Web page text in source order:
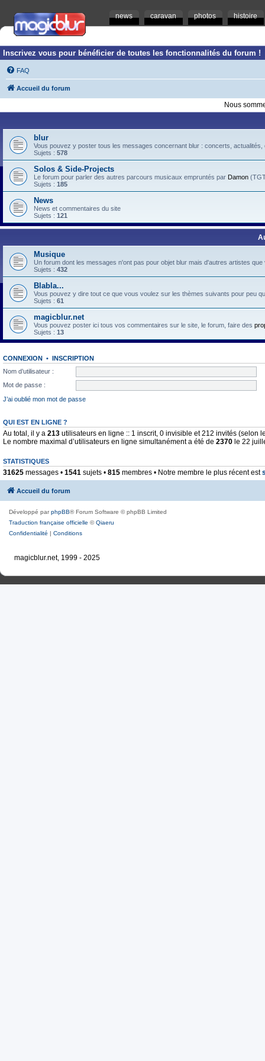
news caravan photos histoire
Inscrivez vous pour bénéficier de toutes les fonctionnalités du forum !
FAQ
Accueil du forum
Nous
blur
Vous pouvez y poster tous les messages concernant blur : concerts,
Sujets : 578
Solos & Side-Projects
Le forum pour parler des autres parcours musicaux empruntés par Damon
Sujets : 185
News
News et commentaires du site
Sujets : 121
Musique
Un forum dont les messages n'ont pas pour objet blur mais d'autres artistes
Sujets : 432
Blabla...
Vous pouvez y dire tout ce que vous voulez sur les thèmes suivants pour peu
Sujets : 61
magicblur.net
Vous pouvez poster ici tous vos commentaires sur le site, le forum, faire des
Sujets : 13
CONNEXION • INSCRIPTION
Nom d’utilisateur :
Mot de passe :
J’ai oublié mon mot de passe
QUI EST EN LIGNE ?
Au total, il y a 213 utilisateurs en ligne :: 1 inscrit, 0 invisible et 212 invités (selon
Le nombre maximal d’utilisateurs en ligne simultanément a été de 2370 le 22
STATISTIQUES
31625 messages • 1541 sujets • 815 membres • Notre membre le plus récent est
Accueil du forum
Développé parphpBB® Forum Software © phpBB Limited
Traduction française officielle ©Qiaeru
Confidentialité | Conditions
magicblur.net, 1999 - 2025